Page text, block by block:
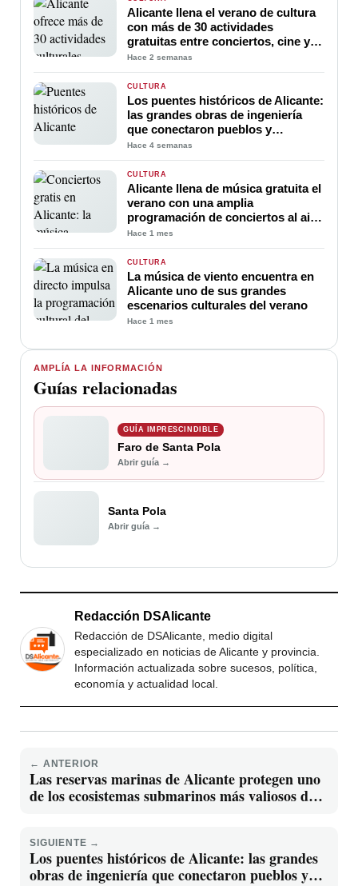
AMPLÍA LA INFORMACIÓN
Guías relacionadas
GUÍA IMPRESCINDIBLE
Faro de Santa Pola
Abrir guía →
Santa Pola
Abrir guía →
Alicante llena el verano de cultura
con más de 30 actividades
gratuitas entre conciertos, cine y
espectáculos
Hace 2 semanas
CULTURA
Los puentes históricos de Alicante:
las grandes obras de ingeniería
que conectaron pueblos y
marcaron el desarrollo de la
provincia
Hace 4 semanas
CULTURA
Alicante llena de música gratuita el
verano con una amplia
programación de conciertos al aire
libre para todos los públicos
Hace 1 mes
CULTURA
La música de viento encuentra en
Alicante uno de sus grandes
escenarios culturales del verano
Hace 1 mes
Redacción DSAlicante
Redacción de DSAlicante, medio digital
especializado en noticias de Alicante y provincia.
Información actualizada sobre sucesos, política,
economía y actualidad local.
← ANTERIOR
Las reservas marinas de Alicante protegen uno
de los ecosistemas submarinos más valiosos del
SIGUIENTE →
Los puentes históricos de Alicante: las grandes
obras de ingeniería que conectaron pueblos y